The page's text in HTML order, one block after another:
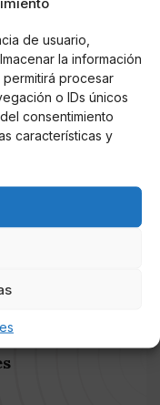
de usuario,
la información
procesar
o IDs únicos
consentimiento
características y
individual y en
crisis desde la
a la pluralidad.